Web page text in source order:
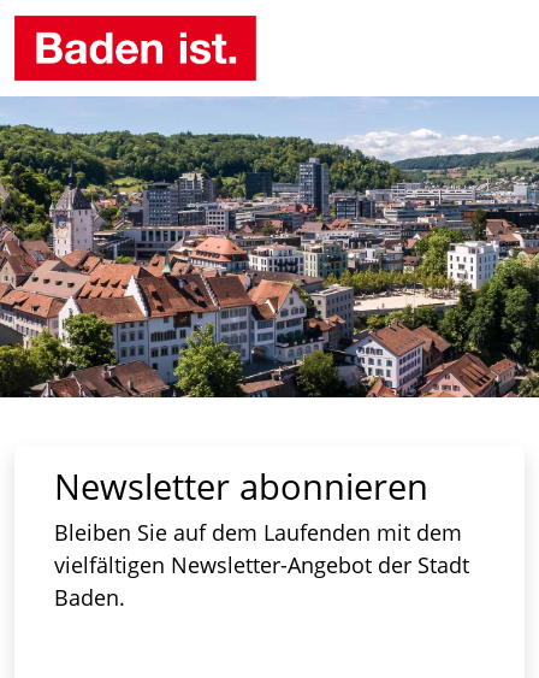
Newsletter abonnieren
Bleiben Sie auf dem Laufenden mit dem
vielfältigen Newsletter-Angebot der Stadt
Baden.